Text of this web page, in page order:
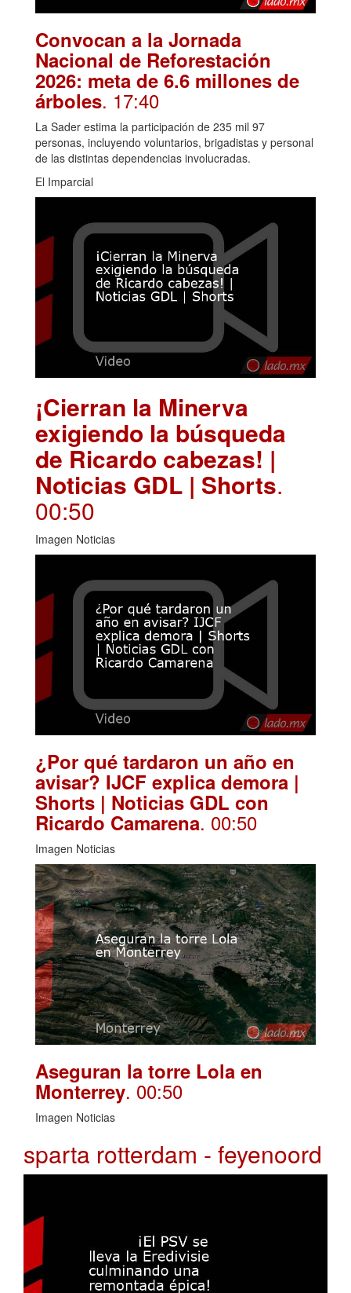
Convocan a la Jornada
Nacional de Reforestación
2026: meta de 6.6 millones de
árboles. 17:40
La Sader estima la participación de 235 mil 97
personas, incluyendo voluntarios, brigadistas y personal
de las distintas dependencias involucradas.
El Imparcial
¡Cierran la Minerva
exigiendo la búsqueda
de Ricardo cabezas! |
Noticias GDL | Shorts.
00:50
Imagen Noticias
¿Por qué tardaron un año en
avisar? IJCF explica demora |
Shorts | Noticias GDL con
Ricardo Camarena. 00:50
Imagen Noticias
Aseguran la torre Lola en
Monterrey. 00:50
Imagen Noticias
sparta rotterdam - feyenoord